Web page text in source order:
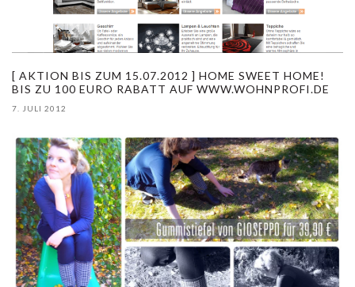
[ AKTION BIS ZUM 15.07.2012 ] HOME SWEET HOME!
BIS ZU 100 EURO RABATT AUF WWW.WOHNPROFI.DE
7. JULI 2012